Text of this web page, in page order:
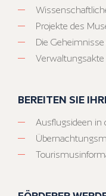
Projekte des
Die
Verwaltungsakte
BEREITEN SIE
Ausflugsideen in